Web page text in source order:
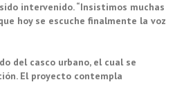
intervenido. “Insistimos muchas
hoy se escuche finalmente la voz
del casco urbano, el cual se
El proyecto contempla